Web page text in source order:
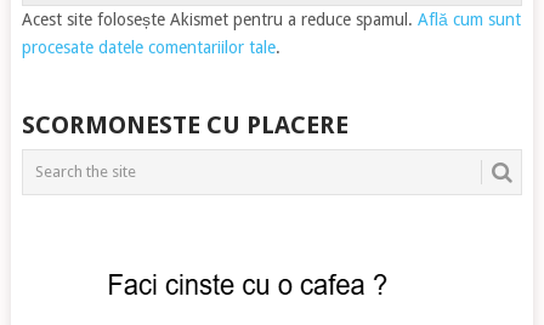
Acest site folosește Akismet pentru a reduce spamul. Află cum sunt
procesate datele comentariilor tale.
SCORMONESTE CU PLACERE